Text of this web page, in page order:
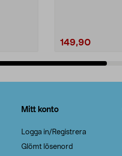
149,90
Mitt konto
Logga in/Registrera
Glömt lösenord